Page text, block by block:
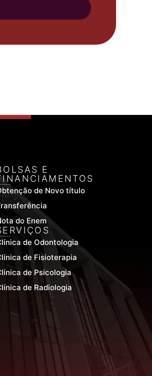
E
de Novo título
do Enem
de Odontologia
de Fisioterapia
de Psicologia
de Radiologia